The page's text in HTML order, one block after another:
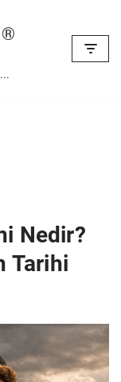
Nedir?
Tarihi